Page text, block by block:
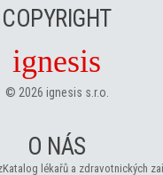
COPYRIGHT
ignesis
© 2026 ignesis s.r.o.
O NÁS
Katalog lékařů a zdravotnických